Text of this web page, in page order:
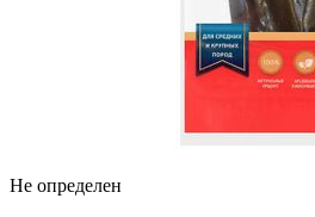
Не определен